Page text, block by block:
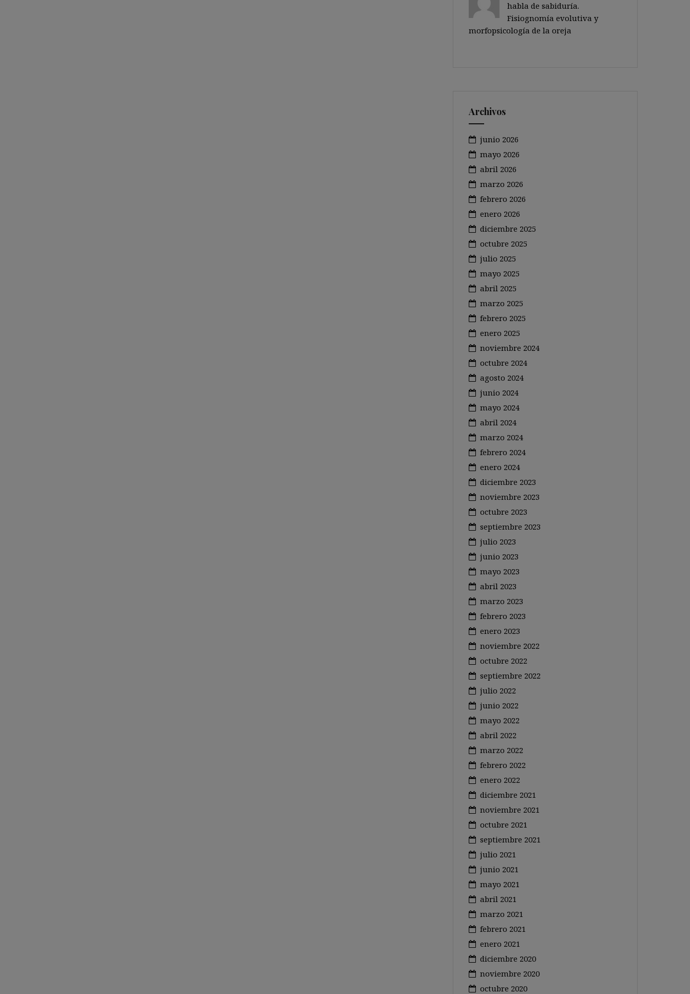
habla de sabiduría.
Fisiognomía evolutiva y
morfopsicología de la oreja
Archivos
junio 2026
mayo 2026
abril 2026
marzo 2026
febrero 2026
enero 2026
diciembre 2025
octubre 2025
julio 2025
mayo 2025
abril 2025
marzo 2025
febrero 2025
enero 2025
noviembre 2024
octubre 2024
agosto 2024
junio 2024
mayo 2024
abril 2024
marzo 2024
febrero 2024
enero 2024
diciembre 2023
noviembre 2023
octubre 2023
septiembre 2023
julio 2023
junio 2023
mayo 2023
abril 2023
marzo 2023
febrero 2023
enero 2023
noviembre 2022
octubre 2022
septiembre 2022
julio 2022
junio 2022
mayo 2022
abril 2022
marzo 2022
febrero 2022
enero 2022
diciembre 2021
noviembre 2021
octubre 2021
septiembre 2021
julio 2021
junio 2021
mayo 2021
abril 2021
marzo 2021
febrero 2021
enero 2021
diciembre 2020
noviembre 2020
octubre 2020